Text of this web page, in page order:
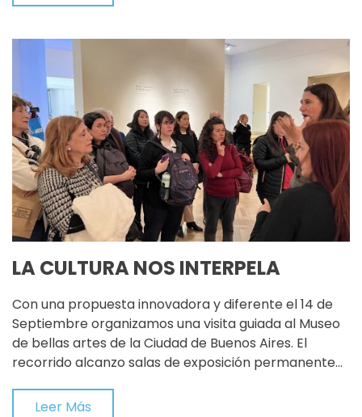
LA CULTURA NOS INTERPELA
Con una propuesta innovadora y diferente el 14 de
Septiembre organizamos una visita guiada al Museo
de bellas artes de la Ciudad de Buenos Aires. El
recorrido alcanzo salas de exposición permanente…
Leer Más